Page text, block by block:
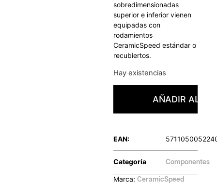
sobredimensionadas
superior e inferior vienen
equipadas con
rodamientos
CeramicSpeed estándar o
recubiertos.
Hay existencias
AÑADIR AL
EAN:
Categoría Componentes
Marca: CeramicSpeed